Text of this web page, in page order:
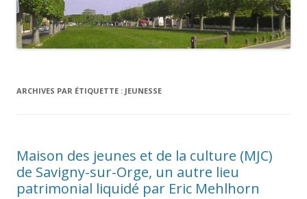
ARCHIVES PAR ÉTIQUETTE : JEUNESSE
Maison des jeunes et de la culture (MJC)
de Savigny-sur-Orge, un autre lieu
patrimonial liquidé par Eric Mehlhorn